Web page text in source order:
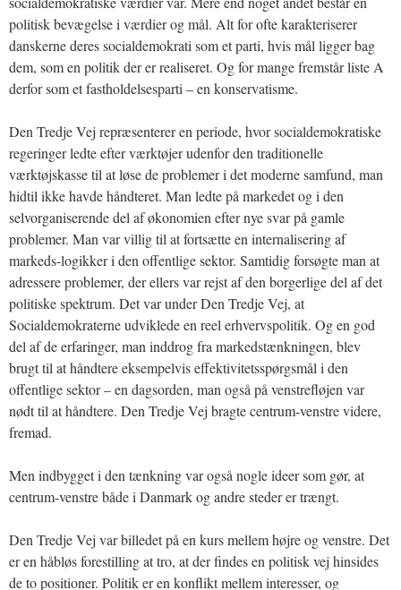
politisk bevægelse i værdier og mål. Alt for ofte karakteriserer
danskerne deres socialdemokrati som et parti, hvis mål ligger bag
dem, som en politik der er realiseret. Og for mange fremstår liste A
derfor som et fastholdelsesparti – en konservatisme.
Den Tredje Vej repræsenterer en periode, hvor socialdemokratiske
regeringer ledte efter værktøjer udenfor den traditionelle
værktøjskasse til at løse de problemer i det moderne samfund, man
hidtil ikke havde håndteret. Man ledte på markedet og i den
selvorganiserende del af økonomien efter nye svar på gamle
problemer. Man var villig til at fortsætte en internalisering af
markeds-logikker i den offentlige sektor. Samtidig forsøgte man at
adressere problemer, der ellers var rejst af den borgerlige del af det
politiske spektrum. Det var under Den Tredje Vej, at
Socialdemokraterne udviklede en reel erhvervspolitik. Og en god
del af de erfaringer, man inddrog fra markedstænkningen, blev
brugt til at håndtere eksempelvis effektivitetsspørgsmål i den
offentlige sektor – en dagsorden, man også på venstrefløjen var
nødt til at håndtere. Den Tredje Vej bragte centrum-venstre videre,
fremad.
Men indbygget i den tænkning var også nogle ideer som gør, at
centrum-venstre både i Danmark og andre steder er trængt.
Den Tredje Vej var billedet på en kurs mellem højre og venstre. Det
er en håbløs forestilling at tro, at der findes en politisk vej hinsides
de to positioner. Politik er en konflikt mellem interesser, og